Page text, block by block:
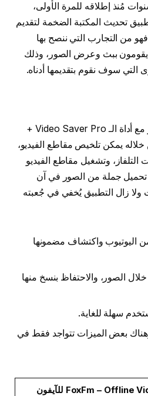
مُنذ إطلاقه للمرة الأولى،
شهد التطبيق تحديث المكتبة الضخمة لتقديم
من التجارب التي ننصح بها
يقومون ببث وعرض الصور، وذلك
التي سوف نقوم بتقديمها أدناه.
التطبيق يتشابه إلى حد كبير مع أداة الـ Video Saver Pro +
خلاله يمكن تلخيص مقاطع الفيديو،
وتشغيل مقاطع الفيديو
تحميل جملة من الصور في آن
ولا زال التطبيق يُخفي في جُعبته
اليوتيوب واكتشاف مضمونها
الصور، والاحتفاظ بنسخ منها
سهلة للغاية.
بعض الميزات تتواجد فقط في